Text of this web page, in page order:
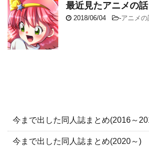
最近見たアニメの話
2018/06/04 -アニメの
今まで出した同人誌まとめ(2016～
今まで出した同人誌まとめ(2020～)